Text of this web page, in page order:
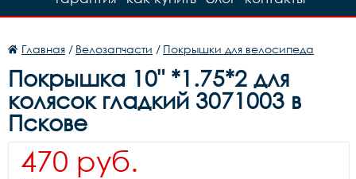
Главная / Велозапчасти / Покрышки для велосипеда
Покрышка 10" *1.75*2 для
колясок гладкий 3071003 в
Пскове
470 руб.